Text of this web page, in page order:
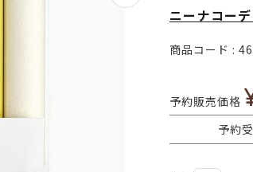
ニーナコー
商品コード
予約販売価格
予約